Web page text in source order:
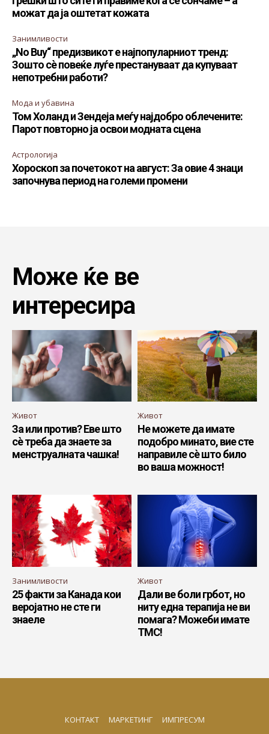
можат да ја оштетат кожата
Занимливости
„No Buy“ предизвикот е најпопуларниот тренд:
Зошто сè повеќе луѓе престануваат да купуваат
непотребни работи?
Мода и убавина
Том Холанд и Зендеја меѓу најдобро облечените:
Парот повторно ја освои модната сцена
Астрологија
Хороскоп за почетокот на август: За овие 4 знаци
започнува период на големи промени
Може ќе ве
интересира
Живот
За или против? Еве што
сѐ треба да знаете за
менструалната чашка!
Живот
Не можете да имате
подобро минато, вие сте
направиле сѐ што било
во ваша можност!
Занимливости
25 факти за Канада кои
веројатно не сте ги
знаеле
Живот
Дали ве боли грбот, но
ниту една терапија не ви
помага? Можеби имате
ТМС!
КОНТАКТ МАРКЕТИНГ ИМПРЕСУМ